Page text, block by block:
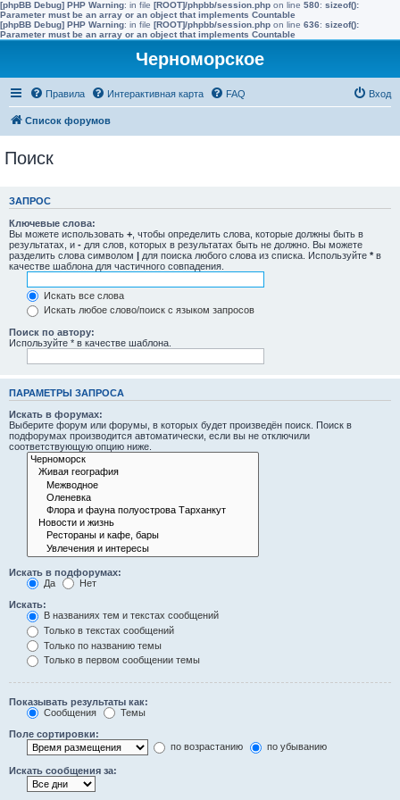
[phpBB Debug] PHP Warning: in file [ROOT]/phpbb/session.php on line 580: sizeof():
Parameter must be an array or an object that implements Countable
[phpBB Debug] PHP Warning: in file [ROOT]/phpbb/session.php on line 636: sizeof():
Parameter must be an array or an object that implements Countable
Черноморское
Правила Интерактивная карта FAQ Вход
Список форумов
Поиск
ЗАПРОС
Ключевые слова:
Вы можете использовать + , чтобы определить слова, которые должны быть в
результатах, и - для слов, которых в результатах быть не должно. Вы можете
разделить слова символом | для поиска любого слова из списка. Используйте * в
качестве шаблона для частичного совпадения.
Искать все слова
Искать любое слово/поиск с языком запросов
Поиск по автору:
Используйте * в качестве шаблона.
ПАРАМЕТРЫ ЗАПРОСА
Искать в форумах:
Выберите форум или форумы, в которых будет произведён поиск. Поиск в
подфорумах производится автоматически, если вы не отключили
соответствующую опцию ниже.
Искать в подфорумах:
Да
Нет
Искать:
В названиях тем и текстах сообщений
Только в текстах сообщений
Только по названию темы
Только в первом сообщении темы
Показывать результаты как:
Сообщения
Темы
Поле сортировки:
по возрастанию
по убыванию
Искать сообщения за: